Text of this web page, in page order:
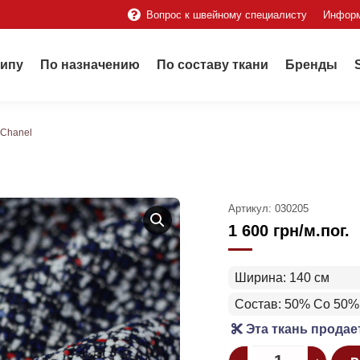
Вопрос к швейному специалисту
По назначению По составу ткани Бренды
Артикул: 030205
1 600 грн/м.пог.
Ширина: 140 см
Состав: 50% Сo
Эта ткань
Quantity